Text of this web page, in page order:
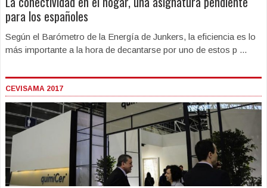
para los españoles
Según el Barómetro de la Energía de Junkers, la eficiencia es lo
más importante a la hora de decantarse por uno de estos p ...
CEVISAMA 2017